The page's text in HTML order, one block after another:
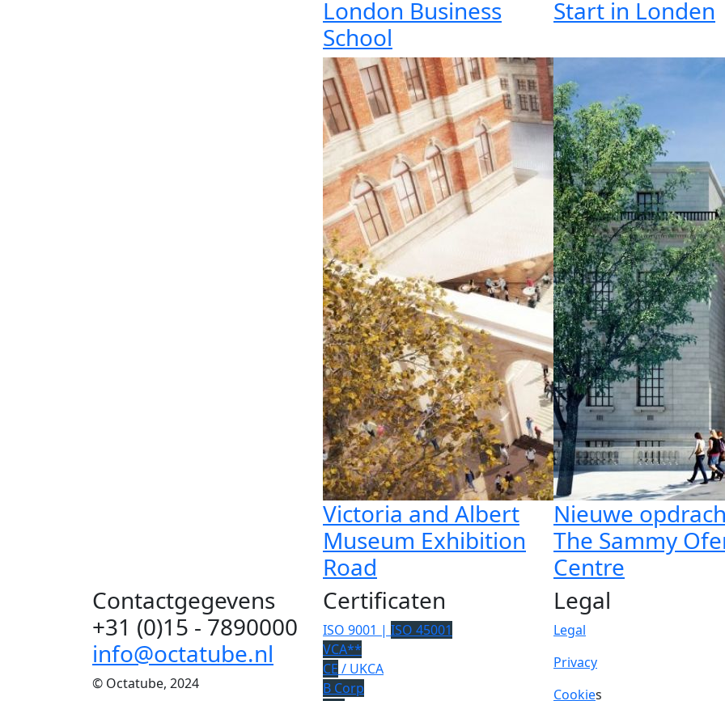
London Business
School
Start in Londen
Victoria and Albert
Museum Exhibition
Road
Nieuwe
The Sammy
Centre
Contactgegevens
+31 (0)15 - 7890000
info@octatube.nl
© Octatube, 2024
Certificaten
ISO 9001 | ISO 45001
VCA**
CE / UKCA
B Corp
Legal
Legal
Privacy
Cookies